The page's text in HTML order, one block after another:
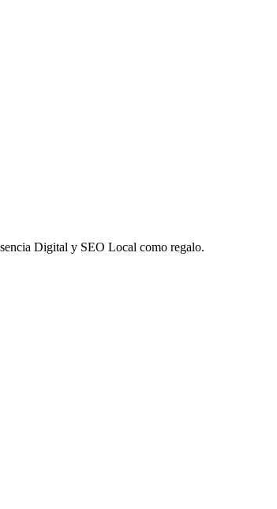
Digital y SEO Local como regalo.